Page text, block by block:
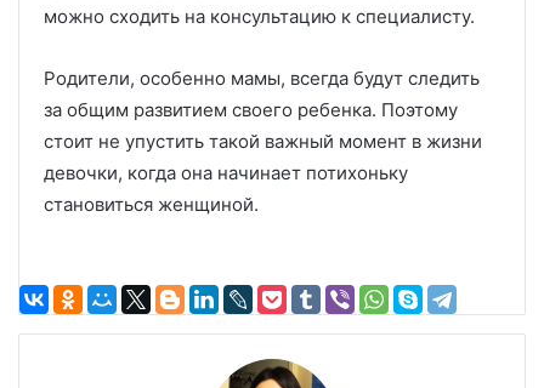
можно сходить на консультацию к специалисту.
Родители, особенно мамы, всегда будут следить
за общим развитием своего ребенка. Поэтому
стоит не упустить такой важный момент в жизни
девочки, когда она начинает потихоньку
становиться женщиной.